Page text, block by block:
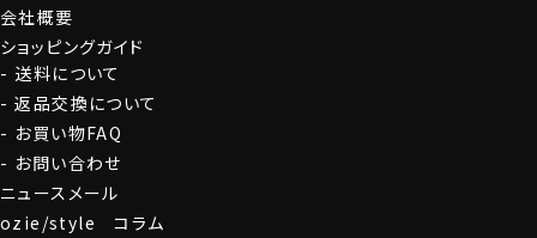
スポット商品につき再入荷はございませんのでご了承く
ださい。
21013
会社概要
ショッピングガイド
送料について
返品交換について
お買い物FAQ
お問い合わせ
ニュースメール
ozie/style コラム